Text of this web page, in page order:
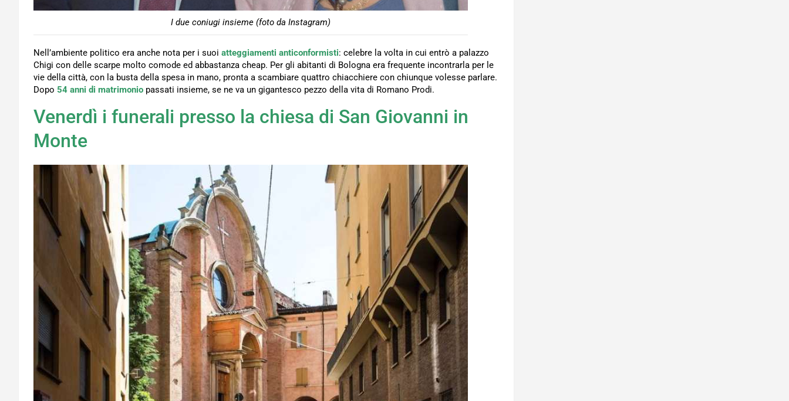
I due coniugi insieme (foto da Instagram)
Nell’ambiente politico era anche nota per i suoi atteggiamenti anticonformisti: celebre la volta in cui entrò a palazzo
Chigi con delle scarpe molto comode ed abbastanza cheap. Per gli abitanti di Bologna era frequente incontrarla per le
vie della città, con la busta della spesa in mano, pronta a scambiare quattro chiacchiere con chiunque volesse parlare.
Dopo 54 anni di matrimonio passati insieme, se ne va un gigantesco pezzo della vita di Romano Prodi.
Venerdì i funerali presso la chiesa di San Giovanni in
Monte